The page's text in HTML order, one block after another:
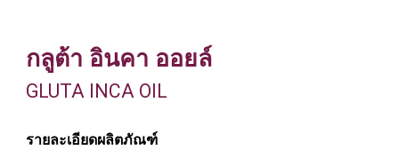
กลูต้า อินคา ออยล์
GLUTA INCA OIL
รายละเอียดผลิตภัณฑ์